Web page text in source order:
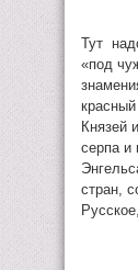
Тут
«под
Князей
серпа и
стран,